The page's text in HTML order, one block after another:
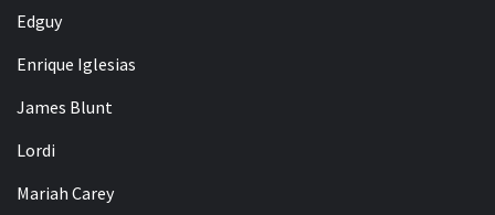
Edguy
Enrique Iglesias
James Blunt
Lordi
Mariah Carey